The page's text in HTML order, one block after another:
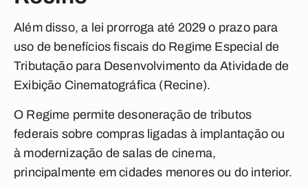
Além disso, a lei prorroga até 2029 o prazo para
uso de benefícios fiscais do Regime Especial de
Tributação para Desenvolvimento da Atividade de
Exibição Cinematográfica (Recine).
O Regime permite desoneração de tributos
federais sobre compras ligadas à implantação ou
à modernização de salas de cinema,
principalmente em cidades menores ou do interior.